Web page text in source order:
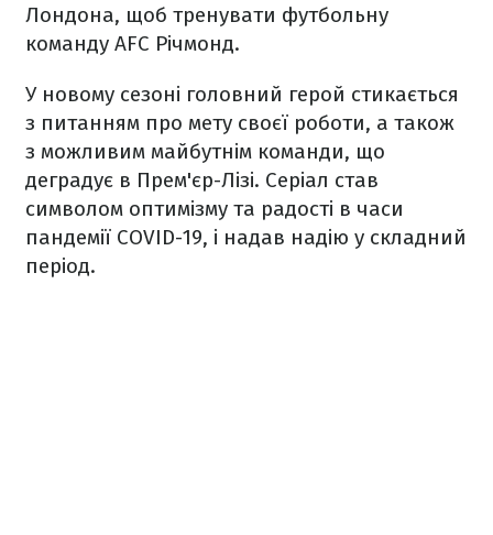
Лондона, щоб тренувати футбольну
команду AFC Річмонд.
У новому сезоні головний герой стикається
з питанням про мету своєї роботи, а також
з можливим майбутнім команди, що
деградує в Прем'єр-Лізі. Серіал став
символом оптимізму та радості в часи
пандемії COVID-19, і надав надію у складний
період.